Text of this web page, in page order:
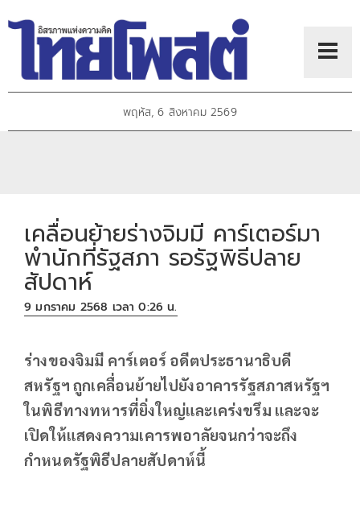
พฤหัส, 6 สิงหาคม 2569
เคลื่อนย้ายร่างจิมมี คาร์เตอร์มา
พำนักที่รัฐสภา รอรัฐพิธีปลาย
สัปดาห์
9 มกราคม 2568 เวลา 0:26 น.
ร่างของจิมมี คาร์เตอร์ อดีตประธานาธิบดี
สหรัฐฯ ถูกเคลื่อนย้ายไปยังอาคารรัฐสภาสหรัฐฯ
ในพิธีทางทหารที่ยิ่งใหญ่และเคร่งขรึม และจะ
เปิดให้แสดงความเคารพอาลัยจนกว่าจะถึง
กำหนดรัฐพิธีปลายสัปดาห์นี้